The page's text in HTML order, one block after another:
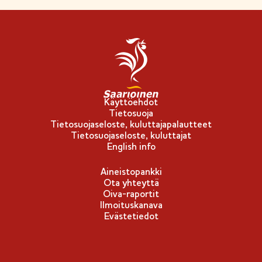
-
m
e
r
k
i
Käyttöehdot
Tietosuoja
Tietosuojaseloste, kuluttajapalautteet
Tietosuojaseloste, kuluttajat
English info
Aineistopankki
Ota yhteyttä
Oiva-raportit
Ilmoituskanava
Evästetiedot